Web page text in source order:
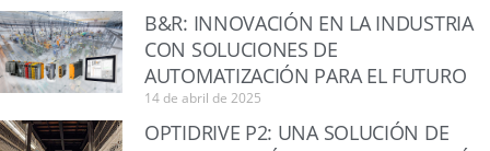
B&R: INNOVACIÓN EN LA INDUSTRIA
CON SOLUCIONES DE
AUTOMATIZACIÓN PARA EL FUTURO
14 de abril de 2025
OPTIDRIVE P2: UNA SOLUCIÓN DE